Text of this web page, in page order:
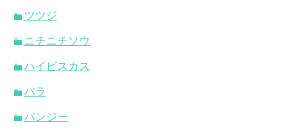
ツツジ
ニチニチソウ
ハイビスカス
バラ
パンジー